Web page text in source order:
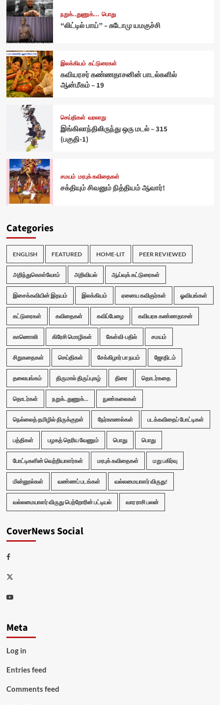
நறுக்..துணுக்... பொது
“லிட்டில் பாய்” – சுடோமு யமகுச்சி
இலக்கியம் கட்டுரைகள்
கவியரசர் கண்ணதாசனின் பாடல்களில்
ஆன்மீகம் – 19
செய்திகள் வரலாறு
இங்கிலாந்திலிருந்து ஒரு மடல் – 315
(பகுதி-1)
சமயம் மரபுக் கவிதைகள்
சக்தியும் சிவனும் நித்தியம் ஆவார்!
Categories
ENGLISH FEATURED HOME-LIT PEER REVIEWED
அறிந்துகொள்வோம் அறிவியல் ஆய்வுக் கட்டுரைகள்
இசைக்கவியின் இதயம் இலக்கியம் ஏனைய கவிஞர்கள் ஓவியங்கள்
கட்டுரைகள் கவிதைகள் கவிப்பேழை கவியரசு கண்ணதாசன்
காணொலி கிரேசி மொழிகள் கேள்வி-பதில் சமயம்
சிறுகதைகள் செய்திகள் சேக்கிழார் பா நயம் ஜோதிடம்
தலையங்கம் திருமால் திருப்புகழ் திரை தொடர்கதை
தொடர்கள் நறுக்..துணுக்... நுண்கலைகள்
நெல்லைத் தமிழில் திருக்குறள் நேர்காணல்கள் படக்கவிதைப் போட்டிகள்
பத்திகள் பழகத் தெரிய வேணும் பொது பொது
போட்டிகளின் வெற்றியாளர்கள் மரபுக் கவிதைகள் மறு பகிர்வு
மின்னூல்கள் வண்ணப் படங்கள் வல்லமையாளர் விருது!
வல்லமையாளர் விருது பெற்றோரின் பட்டியல் வார ராசி பலன்
CoverNews Social
Facebook
Twitter
Youtube
Meta
Log in
Entries feed
Comments feed